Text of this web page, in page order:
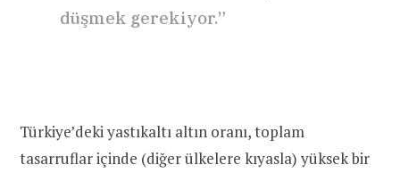
düşmek gerekiyor.”
Türkiye’deki yastıkaltı altın oranı, toplam
tasarruflar içinde (diğer ülkelere kıyasla) yüksek bir